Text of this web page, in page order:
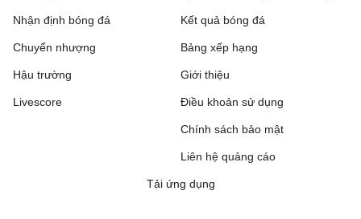
Nhận định bóng đá
Chuyển nhượng
Hậu trường
Livescore
Kết quả bóng đá
Bảng xếp hạng
Giới thiệu
Điều khoản sử dụng
Chính sách bảo mật
Liên hệ quảng cáo
Tải ứng dụng